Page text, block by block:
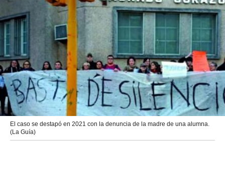
El caso se destapó en 2021 con la denuncia de la madre de una alumna.
(La Guía)